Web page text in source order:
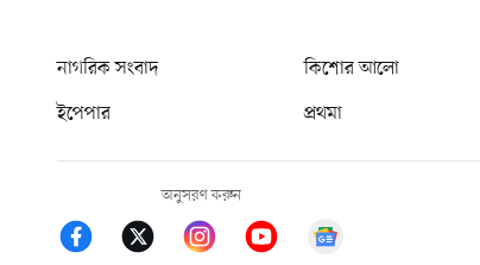
নাগরিক সংবাদ কিশোর আলো
ইপেপার
প্রথমা
অনুসরণ করুন